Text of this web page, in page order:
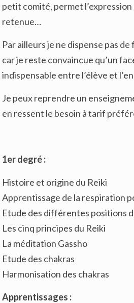
petit comité, permet l’expression
retenue…
Par ailleurs je ne dispense pas
car je reste convaincue qu’un
indispensable entre l’élève et
Je peux reprendre un
en ressent le besoin à tarif
1er degré :
Histoire et origine du Reiki
Apprentissage de la respiration
Etude des différentes positions
Les cinq principes du Reiki
La méditation Gassho
Etude des chakras
Harmonisation des chakras
Apprentissages :